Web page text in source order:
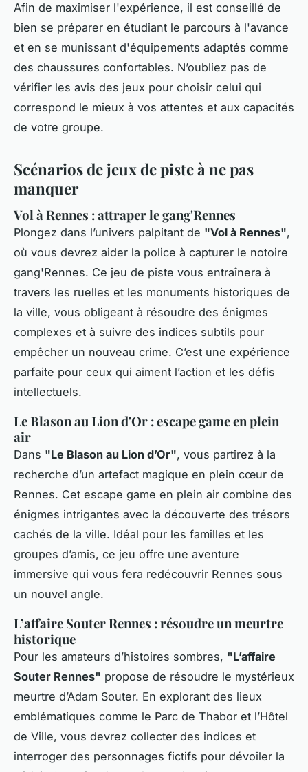
Afin de maximiser l'expérience, il est conseillé de
bien se préparer en étudiant le parcours à l'avance
et en se munissant d'équipements adaptés comme
des chaussures confortables. N’oubliez pas de
vérifier les avis des jeux pour choisir celui qui
correspond le mieux à vos attentes et aux capacités
de votre groupe.
Scénarios de jeux de piste à ne pas
manquer
Vol à Rennes : attraper le gang'Rennes
Plongez dans l’univers palpitant de "Vol à Rennes",
où vous devrez aider la police à capturer le notoire
gang'Rennes. Ce jeu de piste vous entraînera à
travers les ruelles et les monuments historiques de
la ville, vous obligeant à résoudre des énigmes
complexes et à suivre des indices subtils pour
empêcher un nouveau crime. C’est une expérience
parfaite pour ceux qui aiment l’action et les défis
intellectuels.
Le Blason au Lion d'Or : escape game en plein
air
Dans "Le Blason au Lion d’Or", vous partirez à la
recherche d’un artefact magique en plein cœur de
Rennes. Cet escape game en plein air combine des
énigmes intrigantes avec la découverte des trésors
cachés de la ville. Idéal pour les familles et les
groupes d’amis, ce jeu offre une aventure
immersive qui vous fera redécouvrir Rennes sous
un nouvel angle.
L’affaire Souter Rennes : résoudre un meurtre
historique
Pour les amateurs d’histoires sombres, "L’affaire
Souter Rennes" propose de résoudre le mystérieux
meurtre d’Adam Souter. En explorant des lieux
emblématiques comme le Parc de Thabor et l’Hôtel
de Ville, vous devrez collecter des indices et
interroger des personnages fictifs pour dévoiler la